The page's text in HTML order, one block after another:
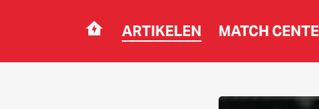
Navigation ARTIKELEN MATCH